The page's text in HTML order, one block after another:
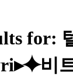
for:
비